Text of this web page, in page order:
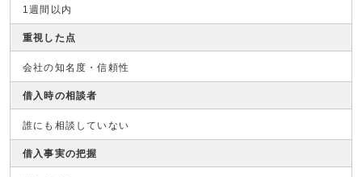
1週間以内
重視した点
会社の知名度・信頼性
借入時の相談者
誰にも相談していない
借入事実の把握